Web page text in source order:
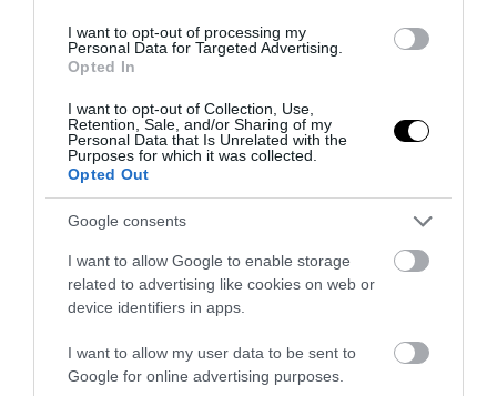
I want to opt-out of processing my
Personal Data for Targeted Advertising.
Opted In
I want to opt-out of Collection, Use,
Retention, Sale, and/or Sharing of my
Personal Data that Is Unrelated with the
Purposes for which it was collected.
Opted Out
Google consents
I want to allow Google to enable storage
related to advertising like cookies on web or
device identifiers in apps.
I want to allow my user data to be sent to
Google for online advertising purposes.
Σατανιστές στη Βοσνία «έπιασαν πάτο»:
Βεβήλωσαν χριστιανικά ιερά και
γνωστό άγαλμα της Παναγίας – Δείτε
βίντεο